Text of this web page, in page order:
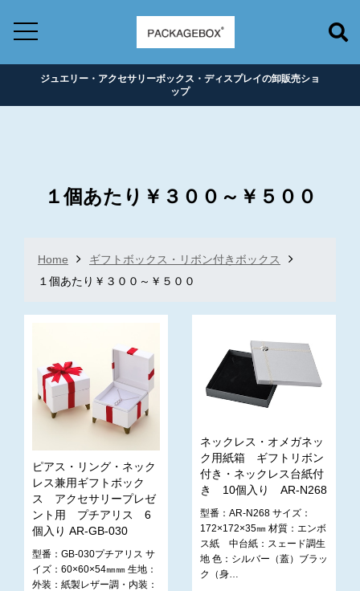
ジュエリー・アクセサリーボックス・ディスプレイの卸販売ショ
ップ
１個あたり￥３００～￥５００
Home
ギフトボックス・リボン付きボックス
１個あたり￥３００～￥５００
ピアス・リング・ネック
レス兼用ギフトボック
ス アクセサリープレゼ
ント用 プチアリス 6
個入り AR-GB-030
型番：GB-030プチアリス サ
イズ：60×60×54㎜㎜ 生地：
外装：紙製レザー調・内装：
ネックレス・オメガネッ
ク用紙箱 ギフトリボン
付き・ネックレス台紙付
き 10個入り AR-N268
型番：AR-N268 サイズ：
172×172×35㎜ 材質：エンボ
ス紙 中台紙：スェード調生
地 色：シルバー（蓋）ブラッ
ク（身…